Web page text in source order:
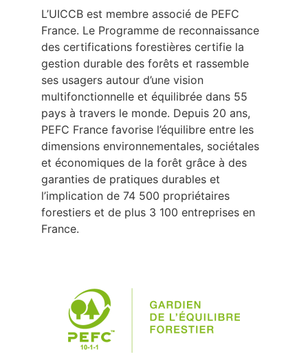
L’UICCB est membre associé de PEFC
France. Le Programme de reconnaissance
des certifications forestières certifie la
gestion durable des forêts et rassemble
ses usagers autour d’une vision
multifonctionnelle et équilibrée dans 55
pays à travers le monde. Depuis 20 ans,
PEFC France favorise l’équilibre entre les
dimensions environnementales, sociétales
et économiques de la forêt grâce à des
garanties de pratiques durables et
l’implication de 74 500 propriétaires
forestiers et de plus 3 100 entreprises en
France.